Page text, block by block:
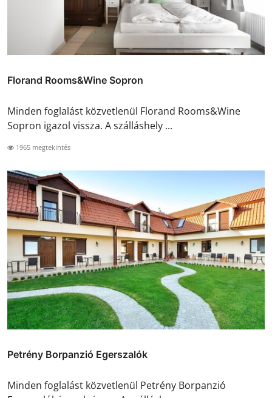
Florand Rooms&Wine Sopron
Minden foglalást közvetlenül Florand Rooms&Wine
Sopron igazol vissza. A szálláshely ...
1965 megtekintés
Petrény Borpanzió Egerszalók
Minden foglalást közvetlenül Petrény Borpanzió